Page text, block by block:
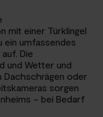
mit einer Türklingel
ein umfassendes
Die
und Wetter und
Dachschrägen oder
sorgen
– bei Bedarf